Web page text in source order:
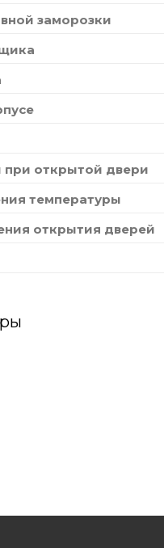
заморозки
при открытой двери
температуры
открытия дверей